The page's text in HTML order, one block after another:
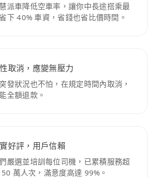
派車降低空車率，讓你中長途搭乘最
下 40% 車資，省錢也省比價時間。
取消，應變無壓力
發狀況也不怕，在規定時間內取消，
全額退款。
好評，用戶信賴
嚴選並培訓每位司機，已累積服務超
萬人次，滿意度高達 99%。